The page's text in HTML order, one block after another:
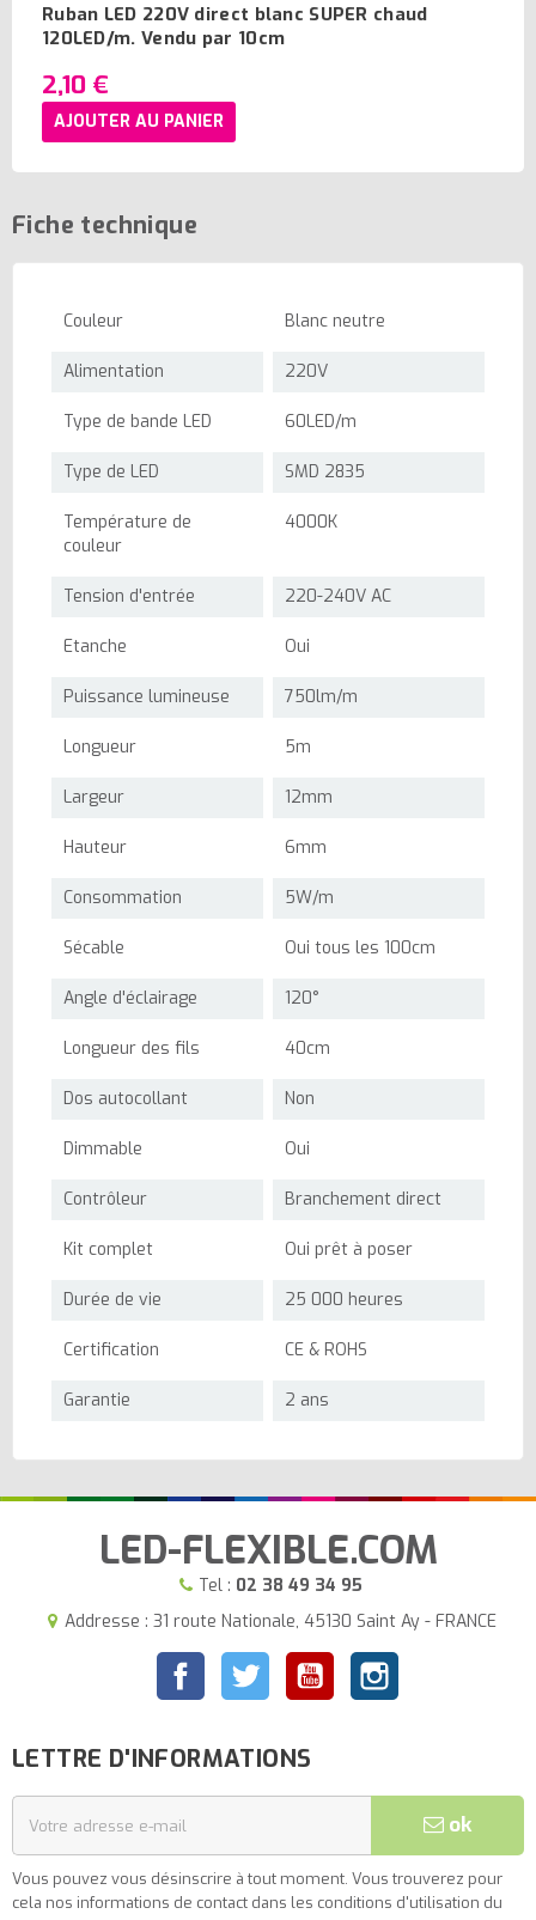
Ruban LED 220V direct blanc SUPER chaud
120LED/m. Vendu par 10cm
2,10 €
AJOUTER AU PANIER
Fiche technique
Couleur Blanc neutre
Alimentation 220V
Type de bande LED 60LED/m
Type de LED SMD 2835
Température de
couleur
4000K
Tension d'entrée 220-240V AC
Etanche Oui
Puissance lumineuse 750lm/m
Longueur 5m
Largeur 12mm
Hauteur 6mm
Consommation 5W/m
Sécable Oui tous les 100cm
Angle d'éclairage 120°
Longueur des fils 40cm
Dos autocollant Non
Dimmable Oui
Contrôleur Branchement direct
Kit complet Oui prêt à poser
Durée de vie 25 000 heures
Certification CE & ROHS
Garantie 2 ans
LED-FLEXIBLE.COM
Tel : 02 38 49 34 95
Addresse : 31 route Nationale, 45130 Saint Ay - FRANCE
FacebookTwitter YouTubeInstagram
LETTRE D'INFORMATIONS
ok
Vous pouvez vous désinscrire à tout moment. Vous trouverez pour
cela nos informations de contact dans les conditions d'utilisation du